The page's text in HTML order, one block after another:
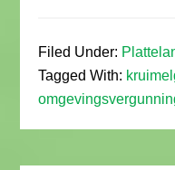
Filed Under:
Tagged With: